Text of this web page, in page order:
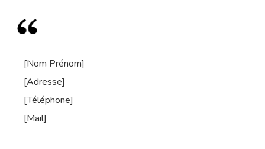
[Nom Prénom]
[Adresse]
[Téléphone]
[Mail]